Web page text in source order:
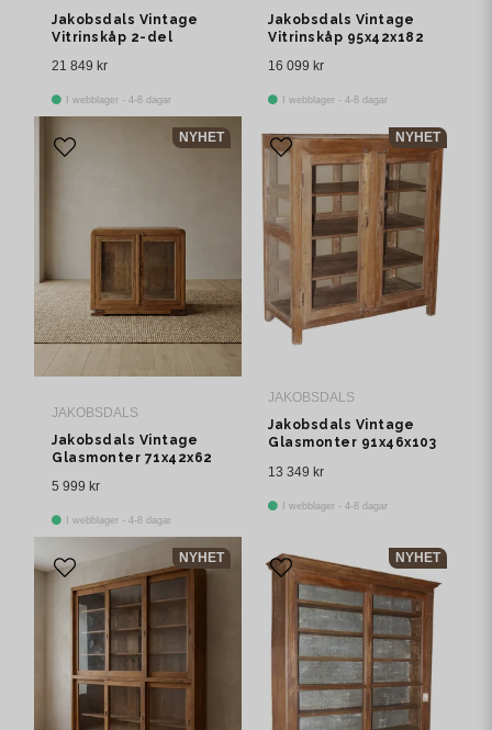
Jakobsdals Vintage
Vitrinskåp 2-del
21 849 kr
I webblager - 4-8 dagar
Jakobsdals Vintage
Vitrinskåp 95x42x182
16 099 kr
I webblager - 4-8 dagar
JAKOBSDALS
Jakobsdals Vintage
Glasmonter 71x42x62
5 999 kr
I webblager - 4-8 dagar
NYHET
JAKOBSDALS
Jakobsdals Vintage
Glasmonter 91x46x103
13 349 kr
I webblager - 4-8 dagar
NYHET
NYHET NYHET